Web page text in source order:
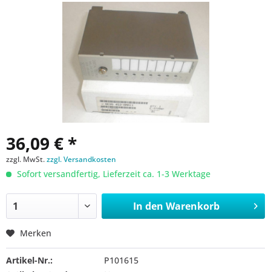
36,09 € *
zzgl. MwSt.zzgl. Versandkosten
Sofort versandfertig, Lieferzeit ca. 1-3 Werktage
In den Warenkorb
Merken
Artikel-Nr.:
P101615